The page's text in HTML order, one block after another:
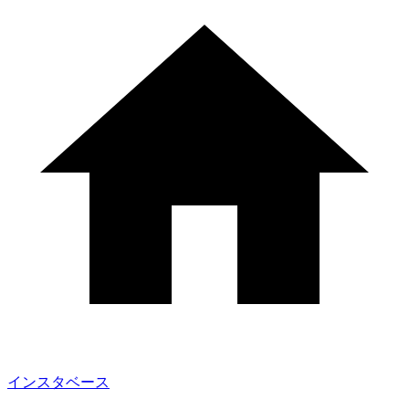
インスタベース